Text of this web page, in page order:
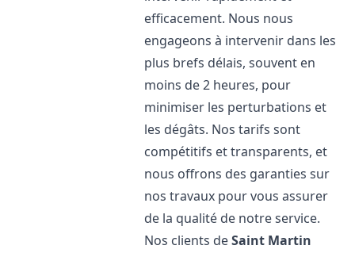
efficacement. Nous nous
engageons à intervenir dans les
plus brefs délais, souvent en
moins de 2 heures, pour
minimiser les perturbations et
les dégâts. Nos tarifs sont
compétitifs et transparents, et
nous offrons des garanties sur
nos travaux pour vous assurer
de la qualité de notre service.
Nos clients deSaint Martin